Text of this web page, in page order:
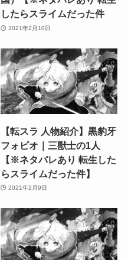
したらスライムだった件
2021年2月10日
【転スラ 人物紹介】黒豹牙
フォビオ｜三獣士の1人
【※ネタバレあり 転生した
らスライムだった件】
2021年2月9日